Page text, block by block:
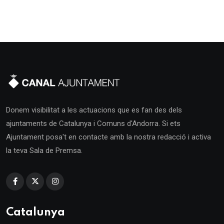
Donem visibilitat a les actuacions que es fan des dels
ajuntaments de Catalunya i Comuns d'Andorra. Si ets
Ajuntament posa't en contacte amb la nostra redacció i activa
la teva Sala de Premsa.
Catalunya